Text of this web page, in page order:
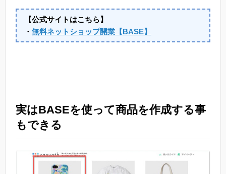
【公式サイトはこちら】
・ 無料ネットショップ開業【BASE】
実はBASEを使って商品を作成する事
もできる